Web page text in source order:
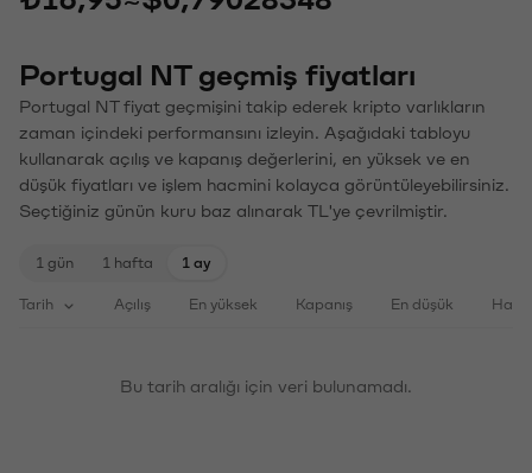
Portugal NT geçmiş fiyatları
Portugal NT fiyat geçmişini takip ederek kripto varlıkların
zaman içindeki performansını izleyin. Aşağıdaki tabloyu
kullanarak açılış ve kapanış değerlerini, en yüksek ve en
düşük fiyatları ve işlem hacmini kolayca görüntüleyebilirsiniz.
Seçtiğiniz günün kuru baz alınarak TL'ye çevrilmiştir.
1 gün 1 hafta 1 ay
Tarih Açılış En yüksek Kapanış En düşük
Bu tarih aralığı için veri bulunamadı.